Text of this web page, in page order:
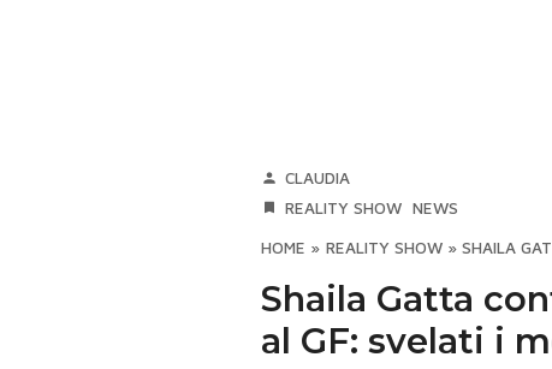
CLAUDIA
REALITY SHOW NEWS
HOME » REALITY SHOW » SHAILA
Shaila Gatta
al GF: svelati i